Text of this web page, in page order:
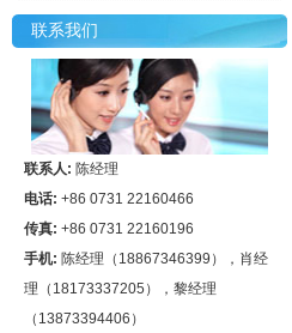
联系我们
联系人: 陈经理
电话: +86 0731 22160466
传真: +86 0731 22160196
手机: 陈经理（18867346399），肖经
理（18173337205），黎经理
（13873394406）